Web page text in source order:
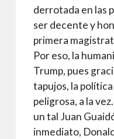
derrotada en las
ser decente y
primera
Por eso, la
Trump, pues
tapujos, la
peligrosa, a la
un tal Juan
inmediato,